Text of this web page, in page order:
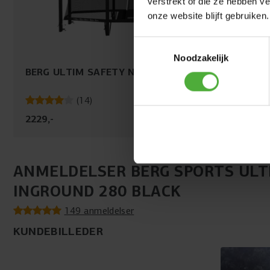
onze website blijft gebruiken.
Noodzakelijk
komfortskum over rammen, så du altid lander blødt og
sikkert. Kanten er holdbart og UV-resistent udført, hvilket
sikrer, at fjedre og ramme er godt beskyttet i mange år.
BERG ULTIM SAFETY NET COMFORT 280
(14)
2229,-
ANMELDELSER BERG SPORTS
INGROUND 280 BLACK
149 anmeldelser
KUNDEBILLEDER